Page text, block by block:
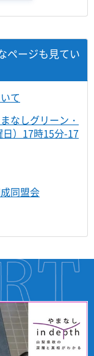
ページも見てい
て
なしグリーン・
）17時15分-17
同盟会